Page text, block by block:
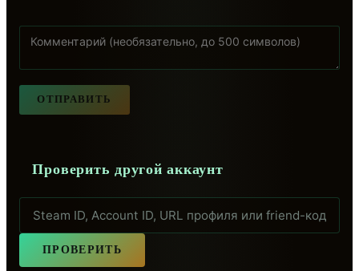
ОТПРАВИТЬ
Проверить другой аккаунт
ПРОВЕРИТЬ